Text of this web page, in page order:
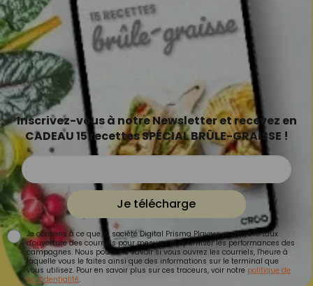
Inscrivez-vous à notre Newsletter et recevez en
CADEAU 15 recettes SPÉCIAL BRÛLE-GRAISSE !
Je télécharge
Je consens à ce que la société Digital Prisma Players analyse le taux
d'ouverture des courriels pour mesurer et optimiser les performances des
campagnes. Nous pourrons savoir si vous ouvrez les courriels, l'heure à
laquelle vous le faites ainsi que des informations sur le terminal que
vous utilisez. Pour en savoir plus sur ces traceurs, voir notre politique de
confidentialité.